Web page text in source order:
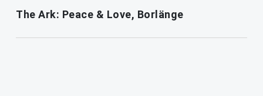
The Ark: Peace & Love, Borlänge